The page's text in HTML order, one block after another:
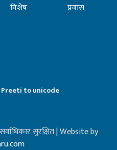
विशेष
प्रवास
Preeti to unicode
सुरक्षित | Website by